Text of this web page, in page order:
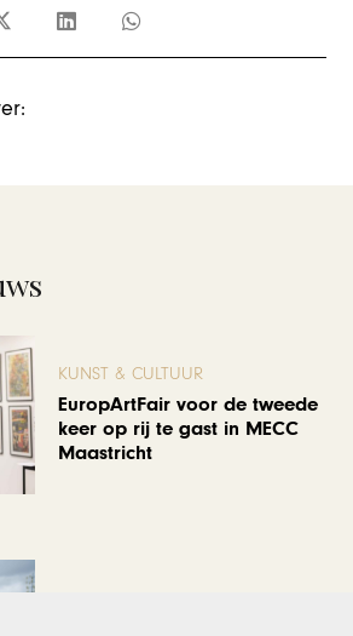
KUNST & CULTUUR
EuropArtFair voor de tweede
keer op rij te gast in MECC
Maastricht